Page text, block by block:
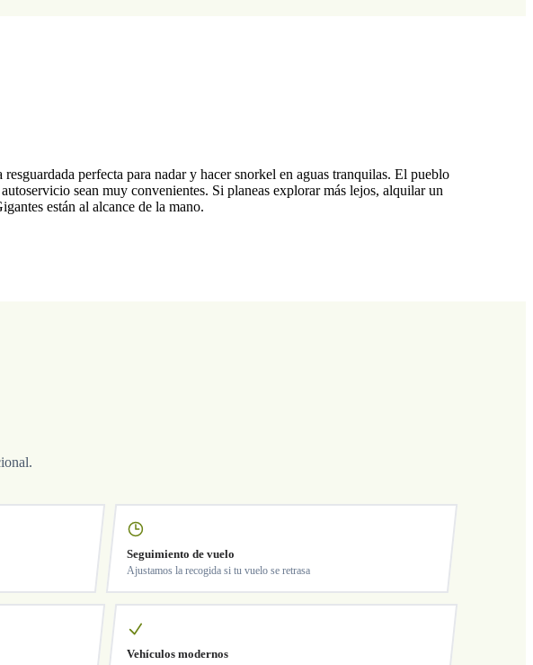
perfecta para nadar y hacer snorkel en aguas tranquilas. El pueblo
sean muy convenientes. Si planeas explorar más lejos, alquilar un
están al alcance de la mano.
Seguimiento de vuelo
Ajustamos la recogida si tu vuelo se retrasa
Vehículos modernos